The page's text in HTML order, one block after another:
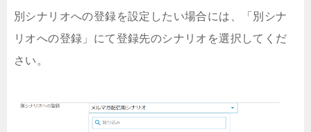
別シナリオへの登録を設定したい場合には、「別シナ
リオへの登録」にて登録先のシナリオを選択してくだ
さい。